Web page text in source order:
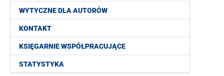
WYTYCZNE DLA AUTORÓW
KONTAKT
KSIĘGARNIE WSPÓŁPRACUJĄCE
STATYSTYKA